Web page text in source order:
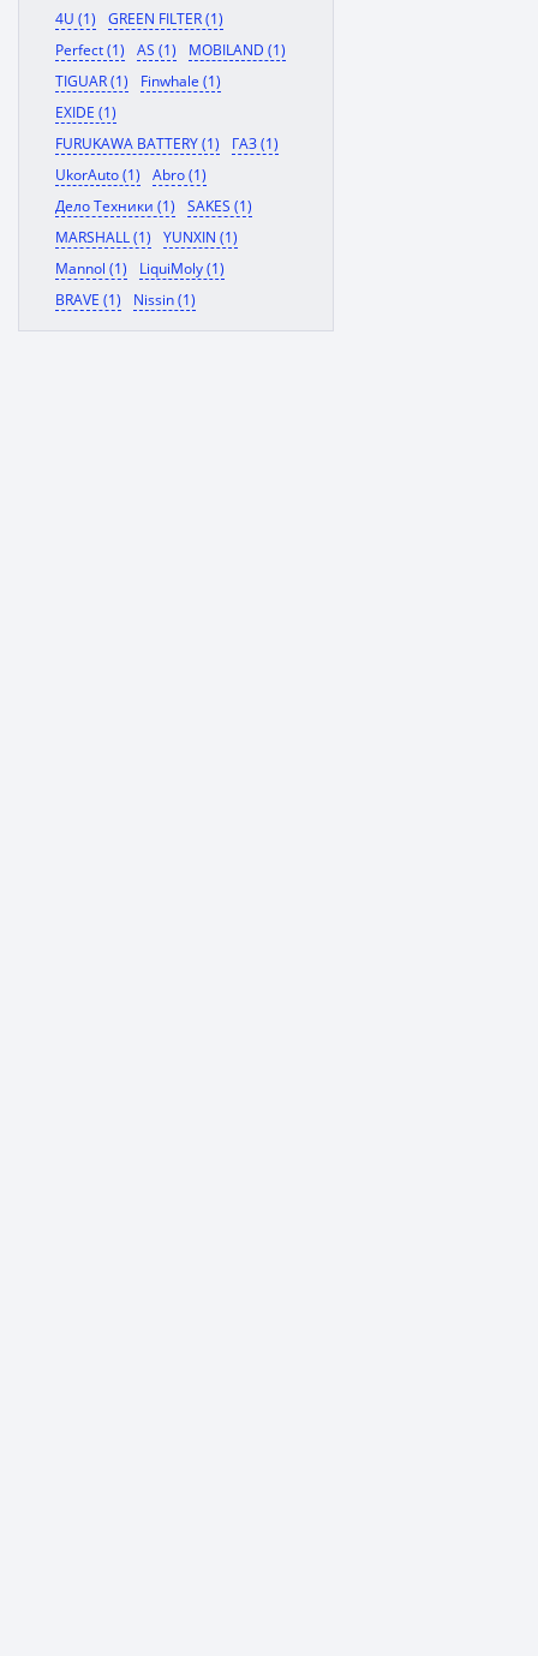
4U (1)
GREEN FILTER (1)
Perfect (1)
AS (1)
MOBILAND (1)
TIGUAR (1)
Finwhale (1)
EXIDE (1)
FURUKAWA BATTERY (1)
ГАЗ (1)
UkorAuto (1)
Abro (1)
Дело Техники (1)
SAKES (1)
MARSHALL (1)
YUNXIN (1)
Mannol (1)
LiquiMoly (1)
BRAVE (1)
Nissin (1)